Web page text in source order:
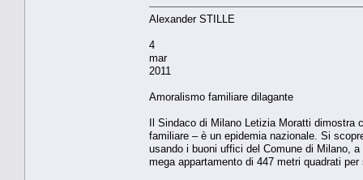
Alexander STILLE
4
mar
2011
Amoralismo familiare dilagante
Il Sindaco di Milano Letizia Moratti dimostra
familiare – è un epidemia nazionale. Si
usando i buoni uffici del Comune di Milano,
mega appartamento di 447 metri quadrati